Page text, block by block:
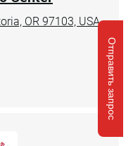
Отправить запрос
OR 97103, USA